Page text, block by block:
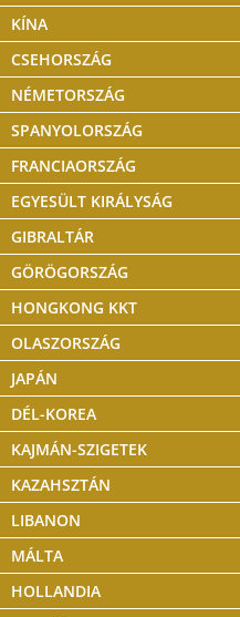
KÍNA
CSEHORSZÁG
NÉMETORSZÁG
SPANYOLORSZÁG
FRANCIAORSZÁG
EGYESÜLT KIRÁLYSÁG
GIBRALTÁR
GÖRÖGORSZÁG
HONGKONG KKT
OLASZORSZÁG
JAPÁN
DÉL-KOREA
KAJMÁN-SZIGETEK
KAZAHSZTÁN
LIBANON
MÁLTA
HOLLANDIA